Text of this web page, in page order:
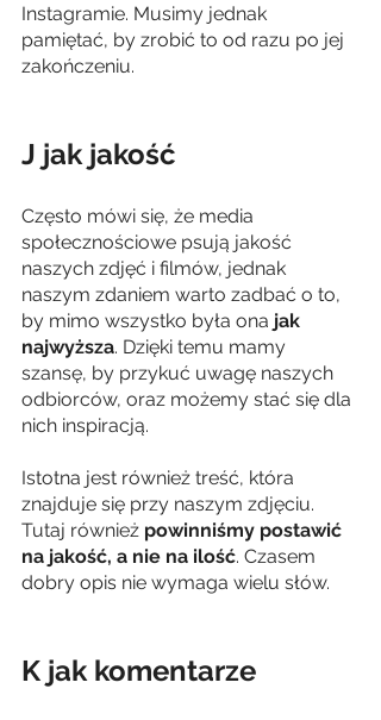
Instagramie. Musimy jednak
pamiętać, by zrobić to od razu po jej
zakończeniu.
J jak jakość
Często mówi się, że media
społecznościowe psują jakość
naszych zdjęć i filmów, jednak
naszym zdaniem warto zadbać o to,
by mimo wszystko była ona jak
najwyższa. Dzięki temu mamy
szansę, by przykuć uwagę naszych
odbiorców, oraz możemy stać się dla
nich inspiracją.
Istotna jest również treść, która
znajduje się przy naszym zdjęciu.
Tutaj również powinniśmy postawić
na jakość, a nie na ilość. Czasem
dobry opis nie wymaga wielu słów.
K jak komentarze